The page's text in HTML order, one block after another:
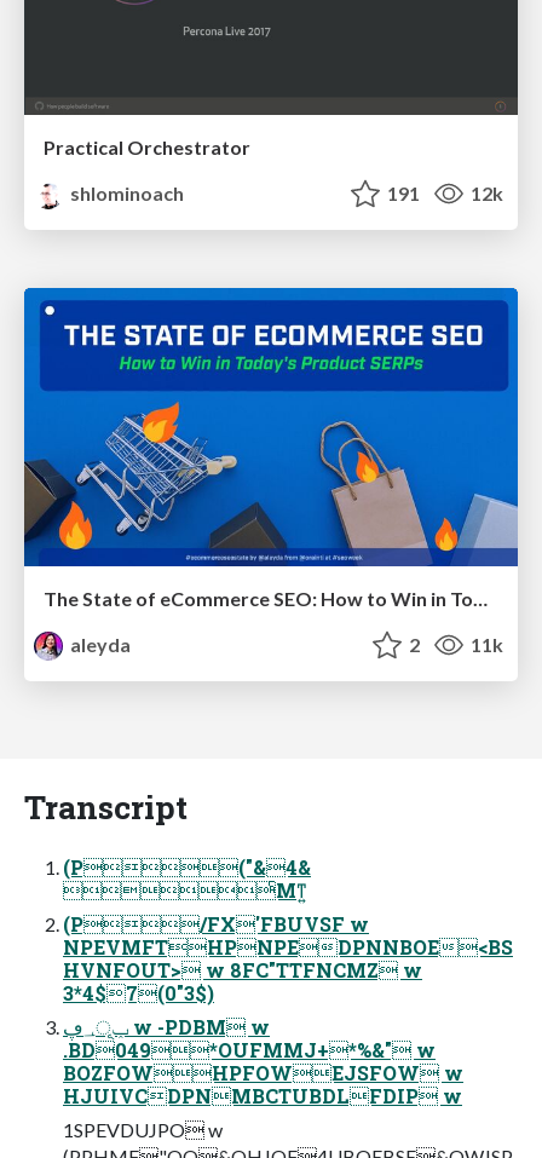
Practical Orchestrator
shlominoach
191 12k
aleyda
2 11k
Transcript
(P("&4&
ͨΜͳ͍
(P/FX'FBUVSF w
NPEVMFTHPNPEDPNNBOE<BS
HVNFOUT> w 8FC"TTFNCMZ w
3*4$7(0"3$)
ݕূ؀ڥ w -PDBM w
.BD049*OUFMMJ+*%&" w
BOZFOWHPFOWEJSFOW w
HJUIVCDPNMBCTUBDLFDIP w
1SPEVDUJPO w